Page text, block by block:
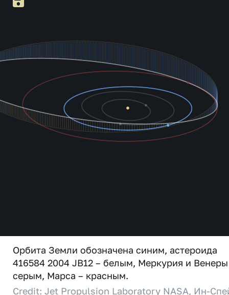
Орбита Земли обозначена синим, астероида
416584 2004 JB12 – белым, Меркурия и
серым, Марса – красным.
Credit: Jet Propulsion Laboratory NASA, Ин-